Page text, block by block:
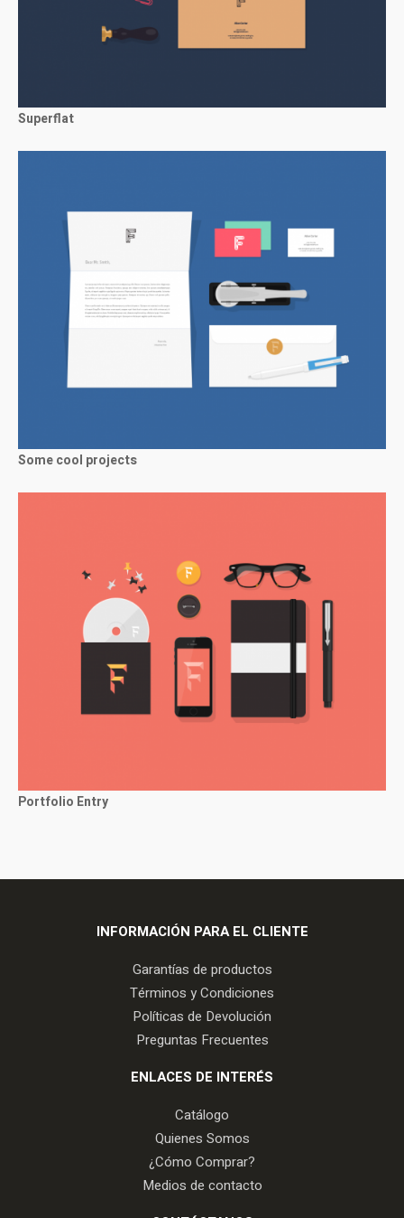
Superflat
Some cool projects
Portfolio Entry
INFORMACIÓN PARA EL CLIENTE
Garantías de productos
Términos y Condiciones
Políticas de Devolución
Preguntas Frecuentes
ENLACES DE INTERÉS
Catálogo
Quienes Somos
¿Cómo Comprar?
Medios de contacto